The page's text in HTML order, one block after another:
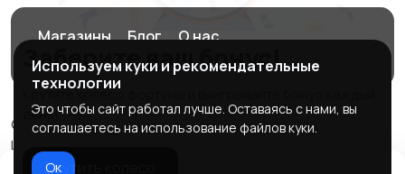
Магазины Блог
О нас
Служба поддержки
© 2026 Tovix.ru - Твой рынок в кармане
ИНН 560104125359
Используем куки и рекомендательные
технологии
Это чтобы сайт работал лучше. Оставаясь с нами, вы
соглашаетесь на использование файлов куки.
Ок
Заберите ваш бонус!
Крутите колесо фортуны и выигрывайте бонус каждый
день!
Крутить колесо